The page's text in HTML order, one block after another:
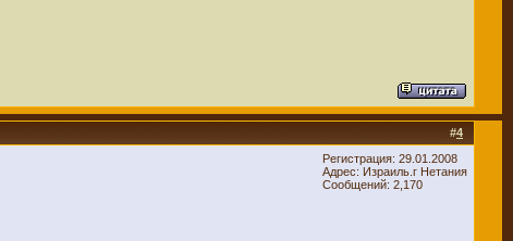
#4
Регистрация: 29.01.2008
Адрес: Израиль.г Нетания
Сообщений: 2,170